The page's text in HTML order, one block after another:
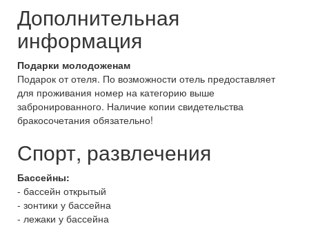
Дополнительная
информация
Подарки молодоженам
Подарок от отеля. По возможности отель предоставляет
для проживания номер на категорию выше
забронированного. Наличие копии свидетельства
бракосочетания обязательно!
Спорт, развлечения
Бассейны:
- бассейн открытый
- зонтики у бассейна
- лежаки у бассейна